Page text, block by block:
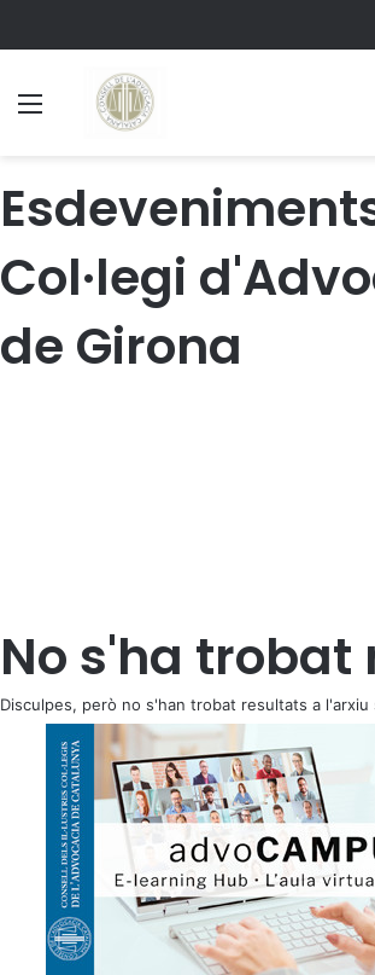
Col·legi
de Girona
No s'ha trobat
Disculpes, però no s'han trobat resultats a l'arxiu